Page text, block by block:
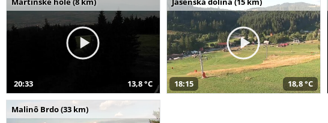
20:33 13,8 °C 18:15 18,8 °C
Malinô Brdo (33 km)